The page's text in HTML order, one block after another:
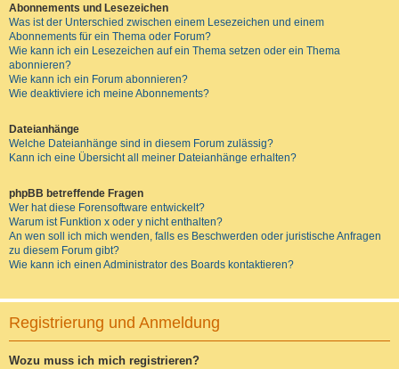
Abonnements und Lesezeichen
Was ist der Unterschied zwischen einem Lesezeichen und einem
Abonnements für ein Thema oder Forum?
Wie kann ich ein Lesezeichen auf ein Thema setzen oder ein Thema
abonnieren?
Wie kann ich ein Forum abonnieren?
Wie deaktiviere ich meine Abonnements?
Dateianhänge
Welche Dateianhänge sind in diesem Forum zulässig?
Kann ich eine Übersicht all meiner Dateianhänge erhalten?
phpBB betreffende Fragen
Wer hat diese Forensoftware entwickelt?
Warum ist Funktion x oder y nicht enthalten?
An wen soll ich mich wenden, falls es Beschwerden oder juristische Anfragen
zu diesem Forum gibt?
Wie kann ich einen Administrator des Boards kontaktieren?
Registrierung und Anmeldung
Wozu muss ich mich registrieren?